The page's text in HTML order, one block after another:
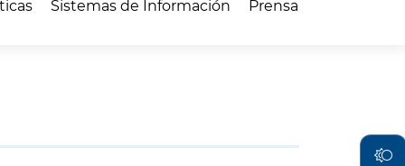
Sistemas de Información Prensa